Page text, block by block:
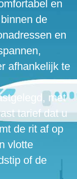
en
de
en
afhankelijk te
met
tarief dat u
de rit af op
vlotte
of de